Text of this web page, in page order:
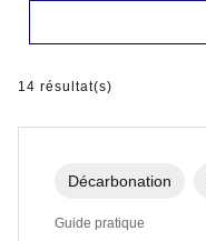
14 résultat(s)
Décarbonation
Guide pratique